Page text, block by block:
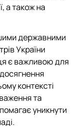
а також на
державними
України
є важливою для
досягнення
контексті
та
уникнути